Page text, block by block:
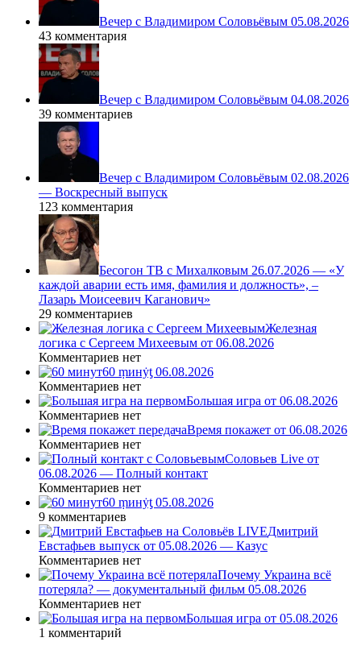
Вечер с Владимиром Соловьёвым 05.08.2026
43 комментария
Вечер с Владимиром Соловьёвым 04.08.2026
39 комментариев
Вечер с Владимиром Соловьёвым 02.08.2026
— Воскресный выпуск
123 комментария
Бесогон ТВ с Михалковым 26.07.2026 — «У
каждой аварии есть имя, фамилия и должность», –
Лазарь Моисеевич Каганович»
29 комментариев
Железная
логика с Сергеем Михеевым от 06.08.2026
Комментариев нет
60 ṃинẏƫ 06.08.2026
Комментариев нет
Большая игра от 06.08.2026
Комментариев нет
Время покажет от 06.08.2026
Комментариев нет
Соловьев Live от
06.08.2026 — Полный контакт
Комментариев нет
60 ṃинẏƫ 05.08.2026
9 комментариев
Дмитрий
Евстафьев выпуск от 05.08.2026 — Казус
Комментариев нет
Почему Украина всё
потеряла? — документальный фильм 05.08.2026
Комментариев нет
Большая игра от 05.08.2026
1 комментарий